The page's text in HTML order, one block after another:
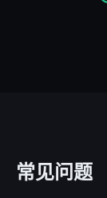
常见问题